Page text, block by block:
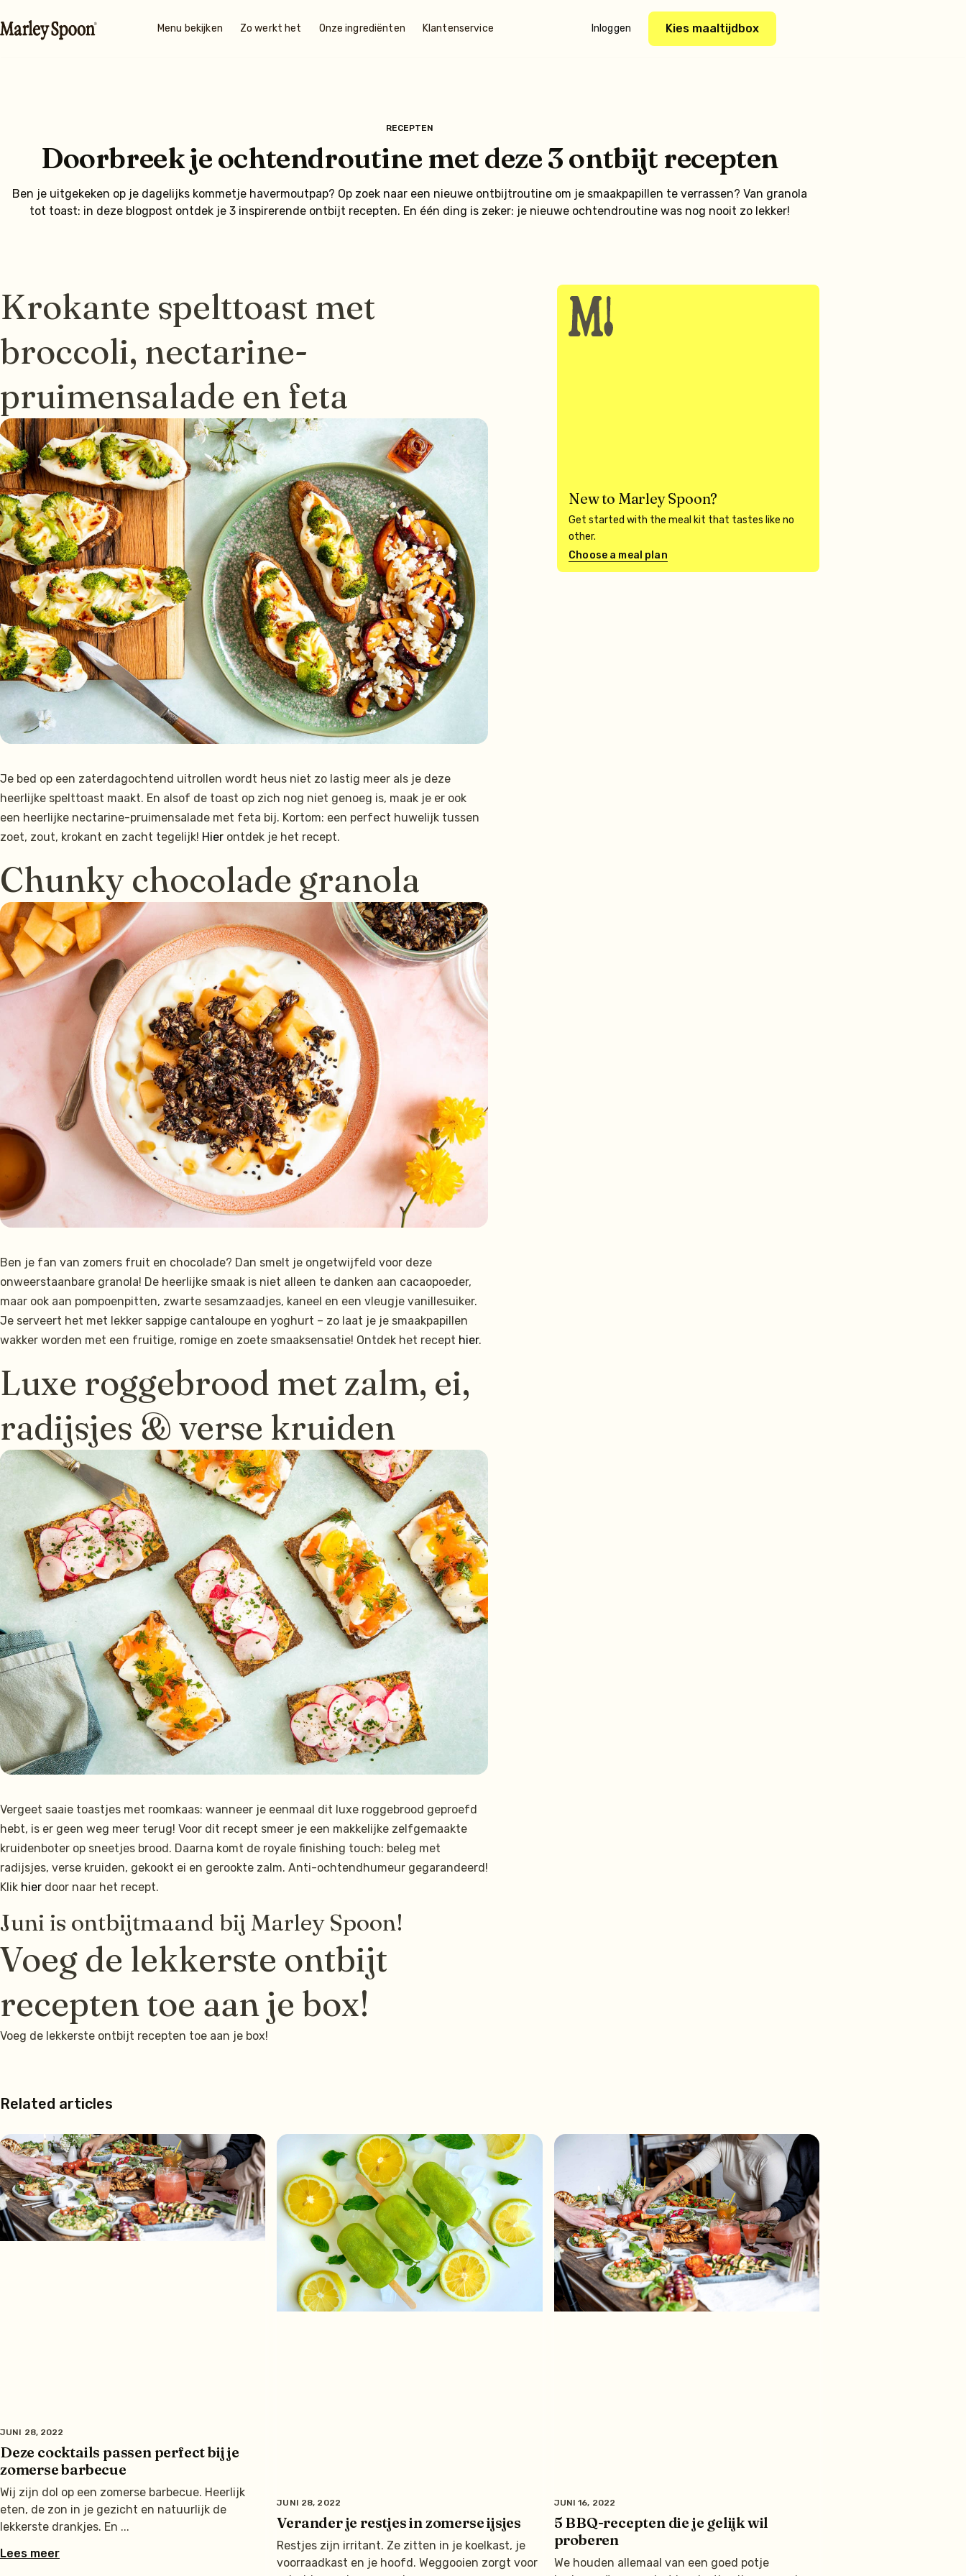
Menu bekijken Zo werkt het Onze ingrediënten Klantenservice Inloggen Kies maaltijdbox
RECEPTEN
Doorbreek je ochtendroutine met deze 3 ontbijt recepten
Ben je uitgekeken op je dagelijks kommetje havermoutpap? Op zoek naar een nieuwe ontbijtroutine om je smaakpapillen te verrassen? Van granola
tot toast: in deze blogpost ontdek je 3 inspirerende ontbijt recepten. En één ding is zeker: je nieuwe ochtendroutine was nog nooit zo lekker!
Krokante spelttoast met
broccoli, nectarine-
pruimensalade en feta
Je bed op een zaterdagochtend uitrollen wordt heus niet zo lastig meer als je deze
heerlijke spelttoast maakt. En alsof de toast op zich nog niet genoeg is, maak je er ook
een heerlijke nectarine-pruimensalade met feta bij. Kortom: een perfect huwelijk tussen
zoet, zout, krokant en zacht tegelijk! Hier ontdek je het recept.
Chunky chocolade granola
Ben je fan van zomers fruit en chocolade? Dan smelt je ongetwijfeld voor deze
onweerstaanbare granola! De heerlijke smaak is niet alleen te danken aan cacaopoeder,
maar ook aan pompoenpitten, zwarte sesamzaadjes, kaneel en een vleugje vanillesuiker.
Je serveert het met lekker sappige cantaloupe en yoghurt – zo laat je je smaakpapillen
wakker worden met een fruitige, romige en zoete smaaksensatie! Ontdek het recept hier.
Luxe roggebrood met zalm, ei,
radijsjes & verse kruiden
Vergeet saaie toastjes met roomkaas: wanneer je eenmaal dit luxe roggebrood geproefd
hebt, is er geen weg meer terug! Voor dit recept smeer je een makkelijke zelfgemaakte
kruidenboter op sneetjes brood. Daarna komt de royale finishing touch: beleg met
radijsjes, verse kruiden, gekookt ei en gerookte zalm. Anti-ochtendhumeur gegarandeerd!
Klik hier door naar het recept.
Juni is ontbijtmaand bij Marley Spoon!
Voeg de lekkerste ontbijt
recepten toe aan je box!
Voeg de lekkerste ontbijt recepten toe aan je box!
New to Marley Spoon?
Get started with the meal kit that tastes like no
other.
Choose a meal plan
Related articles
Deze cocktails passen perfect bij je
zomerse barbecue
JUNI 28, 2022
Wij zijn dol op een zomerse barbecue. Heerlijk
eten, de zon in je gezicht en natuurlijk de
lekkerste drankjes. En
Lees meer
Verander je restjes in zomerse ijsjes
JUNI 28, 2022
Restjes zijn irritant. Ze zitten in je koelkast, je
voorraadkast en je hoofd. Weggooien zorgt voor
5 BBQ-recepten die je gelijk wil
proberen
JUNI 16, 2022
We houden allemaal van een goed potje